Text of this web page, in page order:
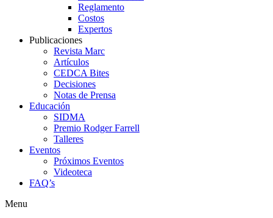
Reglamento
Costos
Expertos
Publicaciones
Revista Marc
Artículos
CEDCA Bites
Decisiones
Notas de Prensa
Educación
SIDMA
Premio Rodger Farrell
Talleres
Eventos
Próximos Eventos
Videoteca
FAQ’s
Menu